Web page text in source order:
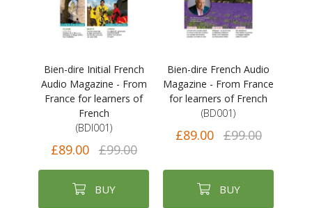
Bien-dire Initial French
Audio Magazine - From
France for learners of
French
(BDI001)
£89.00 £99.00
BUY
Bien-dire French Audio
Magazine - From France
for learners of French
(BD001)
£89.00 £99.00
BUY